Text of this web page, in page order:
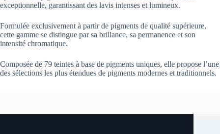
exceptionnelle, garantissant des lavis intenses et lumineux.
Formulée exclusivement à partir de pigments de qualité supérieure,
cette gamme se distingue par sa brillance, sa permanence et son
intensité chromatique.
Composée de 79 teintes à base de pigments uniques, elle propose l’une
des sélections les plus étendues de pigments modernes et traditionnels.